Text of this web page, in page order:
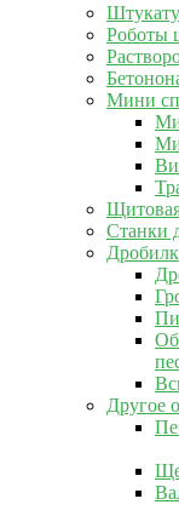
Роботы
Мини
Станки
Другое